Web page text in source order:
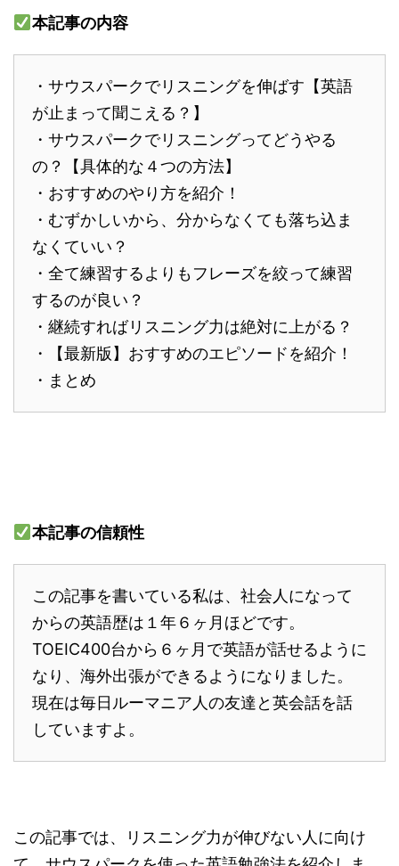
本記事の内容
・サウスパークでリスニングを伸ばす【英語
が止まって聞こえる？】
・サウスパークでリスニングってどうやる
の？【具体的な４つの方法】
・おすすめのやり方を紹介！
・むずかしいから、分からなくても落ち込ま
なくていい？
・全て練習するよりもフレーズを絞って練習
するのが良い？
・継続すればリスニング力は絶対に上がる？
・【最新版】おすすめのエピソードを紹介！
・まとめ
本記事の信頼性
この記事を書いている私は、社会人になって
からの英語歴は１年６ヶ月ほどです。
TOEIC400台から６ヶ月で英語が話せるように
なり、海外出張ができるようになりました。
現在は毎日ルーマニア人の友達と英会話を話
していますよ。
この記事では、リスニング力が伸びない人に向け